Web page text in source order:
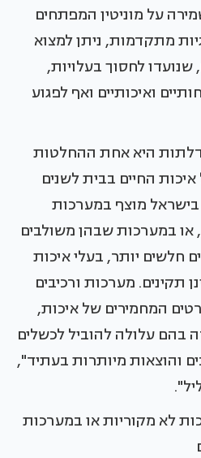
על מוניטין המפתחים
מתקדמות, ניתן למצוא
שנועדו לחסוך בעלויות,
ואיכותיים ואף לפגוע
היא אחת ההחלטות
החיים בבית לשנים
בישראל מוצף במערכות
או במערכות שבהן משולבים
חלשים יותר, בעלי איכות
תקינים. מערכות ורכיבים
המחמירים של איכות,
בהם עלולה להוביל לכשלים
והוצאות מיותרות בעתיד",
לא מקוריות או במערכות